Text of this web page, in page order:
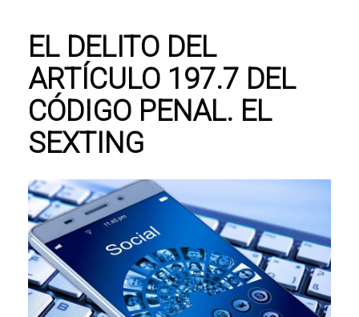
EL DELITO DEL
ARTÍCULO 197.7 DEL
CÓDIGO PENAL. EL
SEXTING